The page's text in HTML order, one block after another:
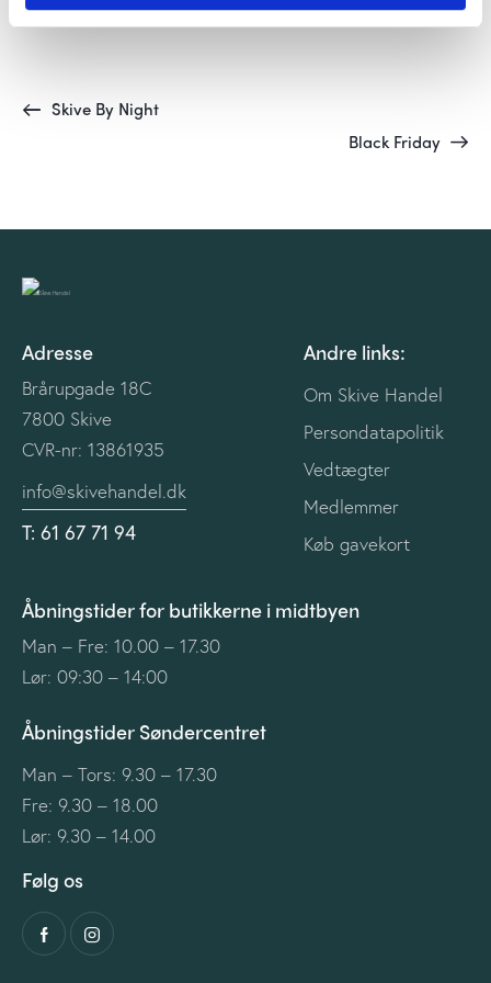
Skive By Night
Black Friday
Adresse
Brårupgade 18C
7800 Skive
CVR-nr: 13861935
info@skivehandel.dk
T: 61 67 71 94
Andre links:
Om Skive Handel
Persondatapolitik
Vedtægter
Medlemmer
Køb gavekort
Åbningstider for butikkerne i midtbyen
Man – Fre: 10.00 – 17.30
Lør: 09:30 – 14:00
Åbningstider Søndercentret
Man – Tors: 9.30 – 17.30
Fre: 9.30 – 18.00
Lør: 9.30 – 14.00
Følg os